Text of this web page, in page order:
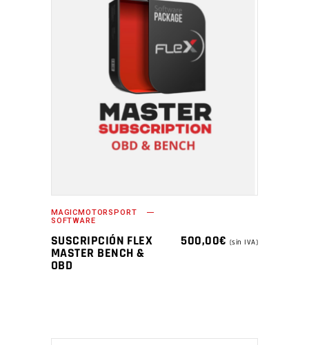
MAGICMOTORSPORT
SOFTWARE
SUSCRIPCIÓN FLEX
MASTER BENCH &
OBD
500,00€ (sin IVA)